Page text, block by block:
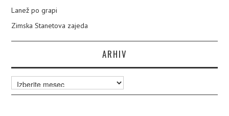
Lanež po grapi
Zimska Stanetova zajeda
ARHIV
Arhiv